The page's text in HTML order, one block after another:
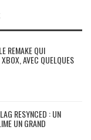
REMAKE QUI
AVEC QUELQUES
RESYNCED : UN
UN GRAND